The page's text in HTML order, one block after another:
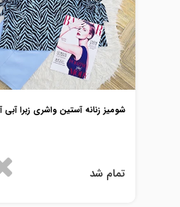
شومیز زنانه آستین واشری زبرا آبی
تمام شد